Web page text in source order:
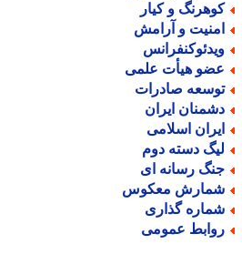
و کیار
و آرامش
هیأت علمی
صادرات
ایران
اسلامی
دسته دوم
رسانه ای
معکوس
گذاری
عمومی